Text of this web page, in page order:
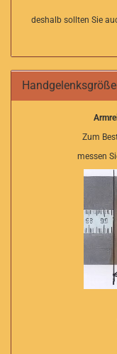
deshalb sollten Sie
Zum
messen